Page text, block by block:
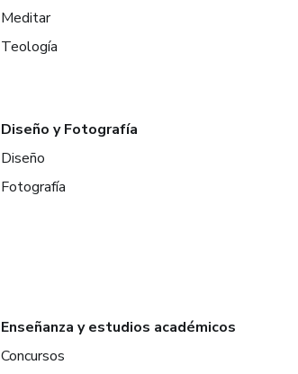
Meditar
Teología
Diseño y Fotografía
Diseño
Fotografía
Enseñanza y estudios académicos
Concursos